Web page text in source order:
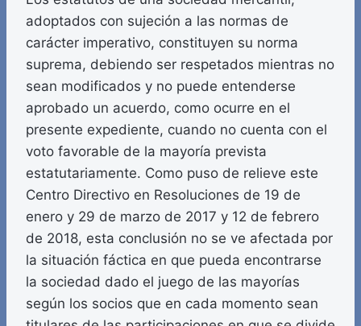
adoptados con sujeción a las normas de
carácter imperativo, constituyen su norma
suprema, debiendo ser respetados mientras no
sean modificados y no puede entenderse
aprobado un acuerdo, como ocurre en el
presente expediente, cuando no cuenta con el
voto favorable de la mayoría prevista
estatutariamente. Como puso de relieve este
Centro Directivo en Resoluciones de 19 de
enero y 29 de marzo de 2017 y 12 de febrero
de 2018, esta conclusión no se ve afectada por
la situación fáctica en que pueda encontrarse
la sociedad dado el juego de las mayorías
según los socios que en cada momento sean